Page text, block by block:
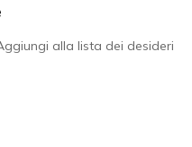
alla lista dei desideri